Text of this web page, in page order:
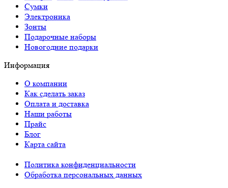
Сумки
Электроника
Зонты
Подарочные наборы
Новогодние подарки
Информация
О компании
Как сделать заказ
Оплата и доставка
Наши работы
Прайс
Блог
Карта сайта
Политика конфиденциальности
Обработка персональных данных